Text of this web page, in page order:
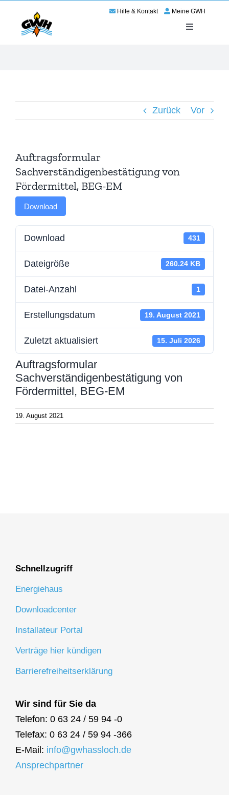
springen
Hilfe & Kontakt Meine GWH
Toggle
Karriere
Zurück Vor
Auftragsformular
Sachverständigenbestätigung von
Fördermittel, BEG-EM
Download
Download 431
Dateigröße 260.24 KB
Datei-Anzahl 1
Erstellungsdatum 19. August 2021
Zuletzt aktualisiert 15. Juli 2026
Auftragsformular
Sachverständigenbestätigung von
Fördermittel, BEG-EM
19. August 2021
Schnellzugriff
Energiehaus
Downloadcenter
Installateur Portal
Verträge hier kündigen
Barrierefreiheitserklärung
Wir sind für Sie da
Telefon: 0 63 24 / 59 94 -0
Telefax: 0 63 24 / 59 94 -366
E-Mail: info@gwhassloch.de
Ansprechpartner